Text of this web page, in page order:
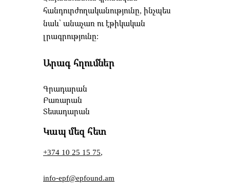
հանդուրժողականությունը, ինչպես
նաև՝ անաչառ ու էթիկական
լրագրությունը։
Արագ հղումներ
Գրադարան
Բառարան
Տեսադարան
Կապ մեզ հետ
+374 10 25 15 75,
info-epf@epfound.am